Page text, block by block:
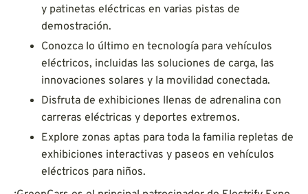
y patinetas eléctricas en varias pistas de
demostración.
Conozca lo último en tecnología para vehículos
eléctricos, incluidas las soluciones de carga, las
innovaciones solares y la movilidad conectada.
Disfruta de exhibiciones llenas de adrenalina con
carreras eléctricas y deportes extremos.
Explore zonas aptas para toda la familia repletas de
exhibiciones interactivas y paseos en vehículos
eléctricos para niños.